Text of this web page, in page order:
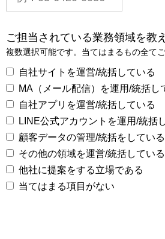
ご担当されている業務領域を教
複数選択可能です。当てはまるもの全てご
自社サイトを運営/統括している
MA（メール配信）を運用/統括し
自社アプリを運営/統括している
LINE公式アカウントを運用/統括
顧客データの管理/統括をしている
その他の領域を運営/統括している
他社に提案をする立場である
当てはまる項目がない